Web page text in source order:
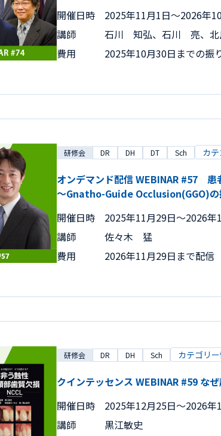
開催日時
2025年11月1日〜2026年
講師
石川 知弘、石川 亮、
費用
2025年10月30日までの
研修会 DR DH DT Sch カ
オンデマンド配信 WEBINAR #57 患
～Gnatho-Guide Occlusion(GGO)の
開催日時
2025年11月29日〜2026
講師
佐々木 猛
費用
2026年11月29日まで配
研修会 DR DH Sch カテゴリ
クインテッセンス WEBINAR #59 な
開催日時
2025年12月25日〜2026
講師
黒江敏史